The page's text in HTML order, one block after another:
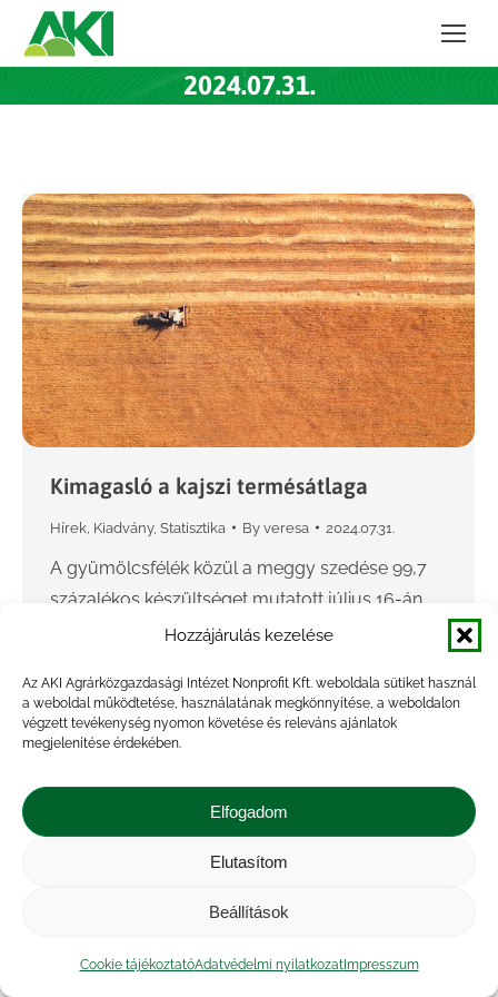
Hozzájárulás kezelése
Az AKI Agrárközgazdasági Intézet Nonprofit Kft. weboldala sütiket használ
a weboldal működtetése, használatának megkönnyítése, a weboldalon
végzett tevékenység nyomon követése és releváns ajánlatok
megjelenítése érdekében.
Elfogadom
Elutasítom
Beállítások
Cookie tájékoztatóAdatvédelmi nyilatkozatImpresszum
2024.07.31.
Kimagasló a kajszi termésátlaga
Hírek Kiadvány, Statisztika By veresa 2024.07.31.
A gyümölcsfélék közül a meggy szedése 99,7
százalékos készültséget mutatott július 16-án.
Az országos átlag a tavalyihoz képest mintegy
Az egy hektárra jutó termésmennyiség…